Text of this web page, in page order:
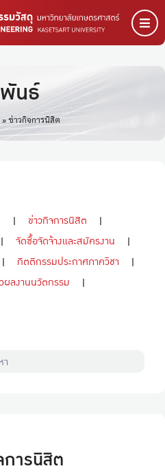
นธ์
»ข่าวกิจการนิสิต
ข่าวกิจการนิสิต
จัดซื้อจัดจ้างและสมัครงาน
กิตติกรรมประกาศภาควิชา
ผลงานนวัตกรรม
การนิสิต